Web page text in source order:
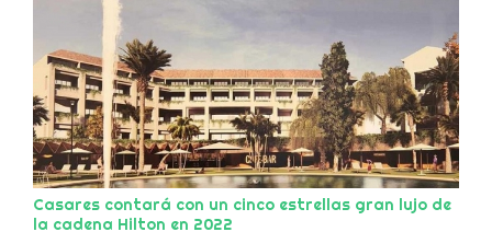
Casares contará con un cinco estrellas gran lujo de
la cadena Hilton en 2022